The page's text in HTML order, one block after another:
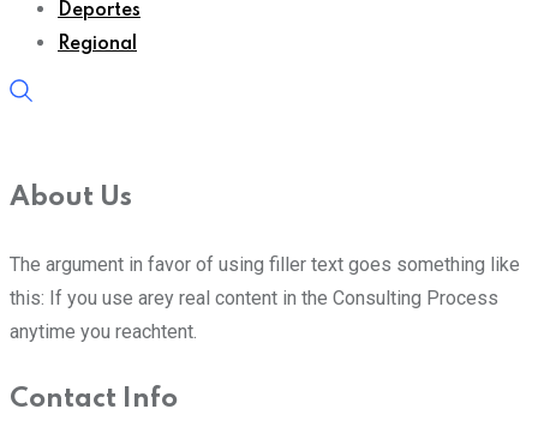
Deportes
Regional
About Us
The argument in favor of using filler text goes something like
this: If you use arey real content in the Consulting Process
anytime you reachtent.
Contact Info